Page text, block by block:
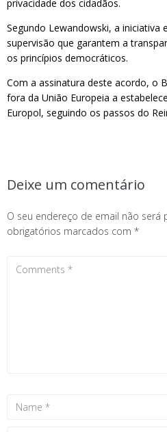
privacidade dos cidadãos.
Segundo Lewandowski, a iniciativa
supervisão que garantem a
os princípios democráticos.
Com a assinatura deste acordo, o
fora da União Europeia a
Europol, seguindo os passos do
Deixe um comentário
O seu endereço de email não será
obrigatórios marcados com *